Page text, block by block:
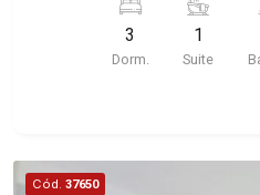
churrasqueira, 2 vagas,
próximo a Avenida
3
Dorm.
1
Suite
Cód. 37650